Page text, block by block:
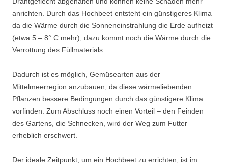
anrichten. Durch das Hochbeet entsteht ein günstigeres Klima
da die Wärme durch die Sonneneinstrahlung die Erde aufheizt
(etwa 5 – 8° C mehr), dazu kommt noch die Wärme durch die
Verrottung des Füllmaterials.
Dadurch ist es möglich, Gemüsearten aus der
Mittelmeerregion anzubauen, da diese wärmeliebenden
Pflanzen bessere Bedingungen durch das günstigere Klima
vorfinden. Zum Abschluss noch einen Vorteil – den Feinden
des Gartens, die Schnecken, wird der Weg zum Futter
erheblich erschwert.
Der ideale Zeitpunkt, um ein Hochbeet zu errichten, ist im